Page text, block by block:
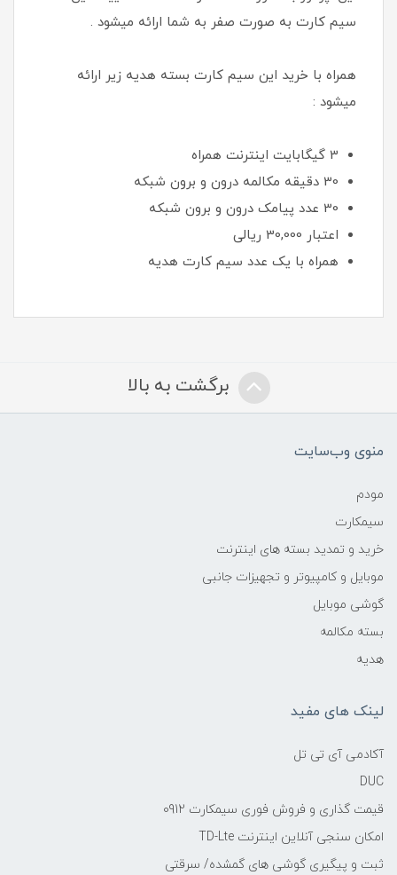
سیم کارت به صورت صفر به شما ارائه میشود .
همراه با خرید این سیم کارت بسته هدیه زیر ارائه
میشود :
3 گیگابایت اینترنت همراه
30 دقیقه مکالمه درون و برون شبکه
30 عدد پیامک درون و برون شبکه
اعتبار 30,000 ريالی
همراه با یک عدد سیم کارت هدیه
برگشت به بالا
منوی وب‌سایت
مودم
سیمکارت
خرید و تمدید بسته های اینترنت
موبایل و کامپیوتر و تجهیزات جانبی
گوشی موبایل
بسته مکالمه
هدیه
لینک های مفید
آکادمی آی تی تل
DUC
قیمت گذاری و فروش فوری سیمکارت 0912
امکان سنجی آنلاین اینترنت TD-Lte
ثبت و پیگیری گوشی های گمشده/ سرقتی